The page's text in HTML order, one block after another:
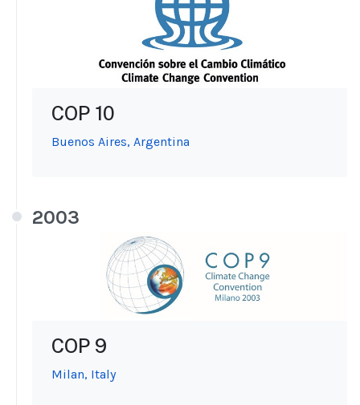
COP 10
Buenos Aires, Argentina
2003
COP 9
Milan, Italy